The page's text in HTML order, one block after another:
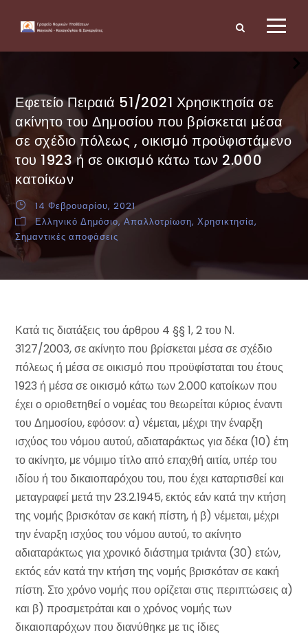
Εφετείο Πειραιά 51/2021 Χρησικτησία σε
ακίνητο του Δημοσίου που βρίσκεται μέσα
σε σχέδιο πόλεως , οικισμό προϋφιστάμενο
του 1923 ή σε οικισμό κάτω των 2.000
κατοίκων
14 Φεβρουαρίου, 2021
Ελληνικό Δημόσιο, Απαλλοτρίωση, Χρησικτησία,
Σημαντικές αποφάσεις
Κατά τις διατάξεις του άρθρου 4 §§ 1, 2 του Ν.
3127/2003, σε ακίνητο που βρίσκεται μέσα σε σχέδιο
πόλεως ή μέσα σε οικισμό που προϋφίσταται του έτους
1923 ή μέσα σε οικισμό κάτω των 2.000 κατοίκων που
έχει ο οριοθετηθεί ο νομέας του θεωρείται κύριος έναντι
του Δημοσίου, εφόσον: α) νέμεται, μέχρι την έναρξη
ισχύος του νόμου αυτού, αδιαταράκτως για δέκα (10) έτη
το ακίνητο, με νόμιμο τίτλο από επαχθή αιτία, υπέρ του
ιδίου ή του δικαιοπαρόχου του, που έχει καταρτισθεί και
μεταγραφεί μετά την 23.2.1945, εκτός εάν κατά την κτήση
της νομής βρισκόταν σε κακή πίστη, ή β) νέμεται, μέχρι
την έναρξη ισχύος του νόμου αυτού, το ακίνητο
αδιαταράκτως για χρονικό διάστημα τριάντα (30) ετών,
εκτός εάν κατά την κτήση της νομής βρισκόταν σε κακή
πίστη. Στο χρόνο νομής που ορίζεται στις περιπτώσεις α)
και β) προσμετράται και ο χρόνος νομής των
δικαιοπαρόχων που διανύθηκε με τις ίδιες